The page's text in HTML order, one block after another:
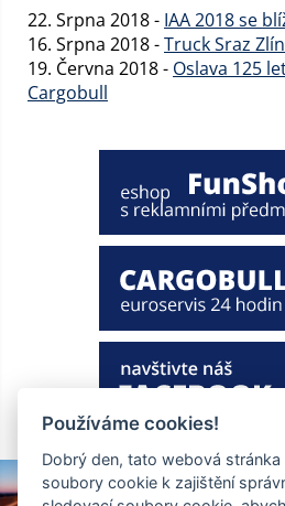
22. Srpna 2018 - IAA 2018 se
16. Srpna 2018 -Truck Sraz
19. Června 2018 - Oslava 125
Cargobull
Používáme cookies!
Dobrý den, tato webová
soubory cookie k zajištění